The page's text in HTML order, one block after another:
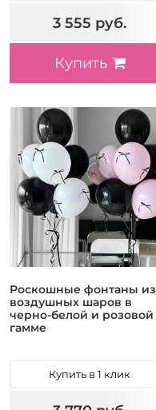
3 555 руб.
Купить
Роскошные фонтаны из
воздушных шаров в
черно-белой и розовой
гамме
Купить в 1 клик